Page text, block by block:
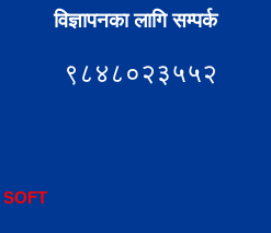
विज्ञापनका लागि सम्पर्क
९८४८०२३५५२
SOFT